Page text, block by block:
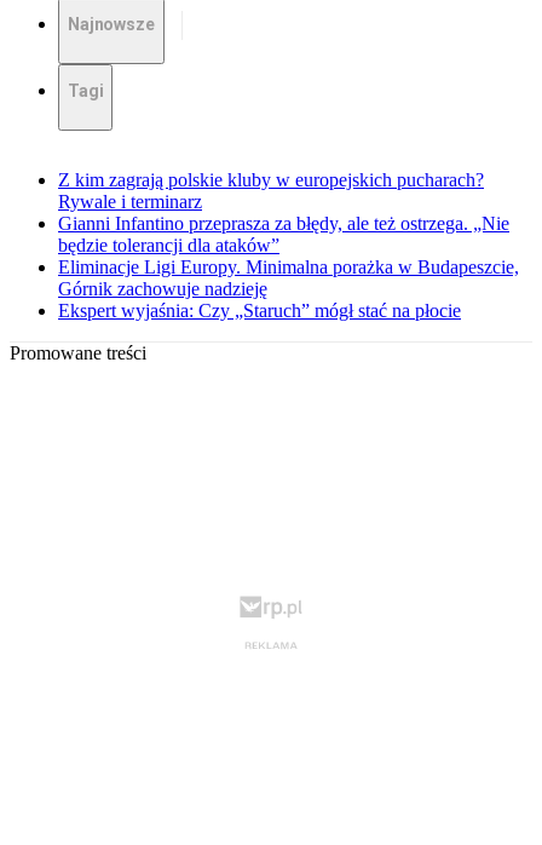
Najnowsze
Tagi
Z kim zagrają polskie kluby w europejskich pucharach?
Rywale i terminarz
Gianni Infantino przeprasza za błędy, ale też ostrzega. „Nie
będzie tolerancji dla ataków”
Eliminacje Ligi Europy. Minimalna porażka w Budapeszcie,
Górnik zachowuje nadzieję
Ekspert wyjaśnia: Czy „Staruch” mógł stać na płocie
Promowane treści